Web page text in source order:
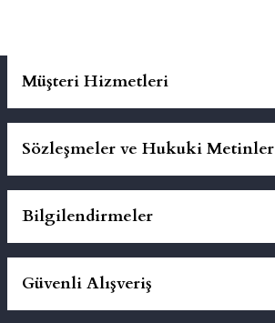
Müşteri Hizmetleri
Sözleşmeler ve Hukuki Metinler
Bilgilendirmeler
Güvenli Alışveriş